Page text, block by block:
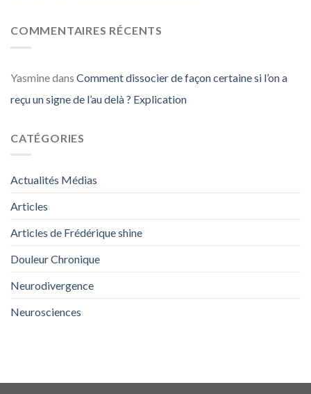
COMMENTAIRES RÉCENTS
Yasminedans Comment dissocier de façon certaine si l’on a
reçu un signe de l’au delà ? Explication
CATÉGORIES
Actualités Médias
Articles
Articles de Frédérique shine
Douleur Chronique
Neurodivergence
Neurosciences